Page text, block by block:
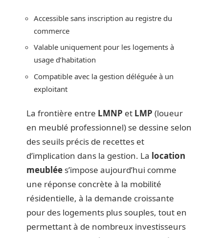
Accessible sans inscription au registre du
commerce
Valable uniquement pour les logements à
usage d’habitation
Compatible avec la gestion déléguée à un
exploitant
La frontière entre LMNP et LMP (loueur
en meublé professionnel) se dessine selon
des seuils précis de recettes et
d’implication dans la gestion. La location
meublée s’impose aujourd’hui comme
une réponse concrète à la mobilité
résidentielle, à la demande croissante
pour des logements plus souples, tout en
permettant à de nombreux investisseurs